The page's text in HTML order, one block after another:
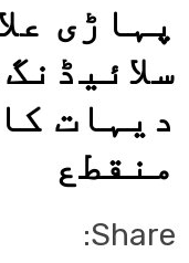
پہاڑی
دیہات
منقطع
Share: